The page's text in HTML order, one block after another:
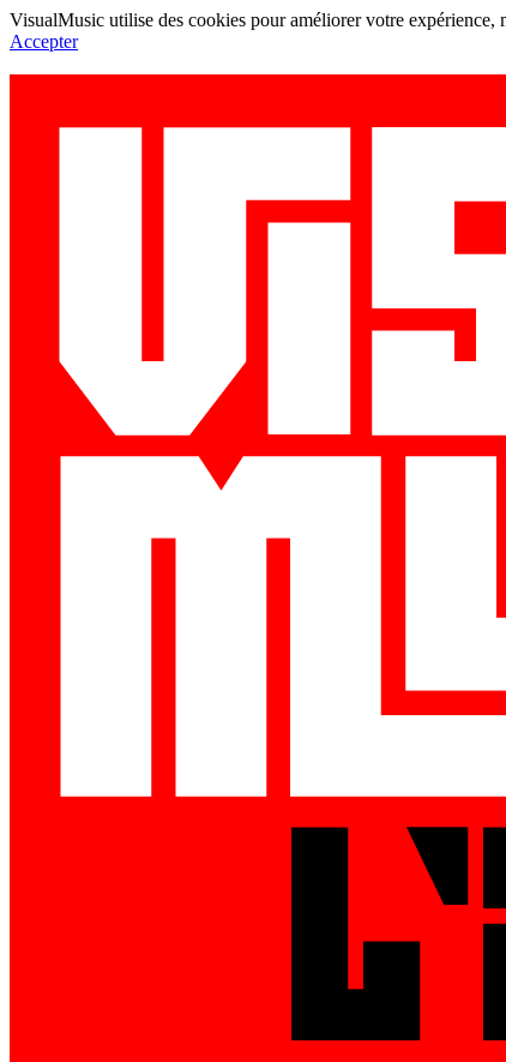
VisualMusic utilise des cookies pour améliorer votre expérience,
Accepter